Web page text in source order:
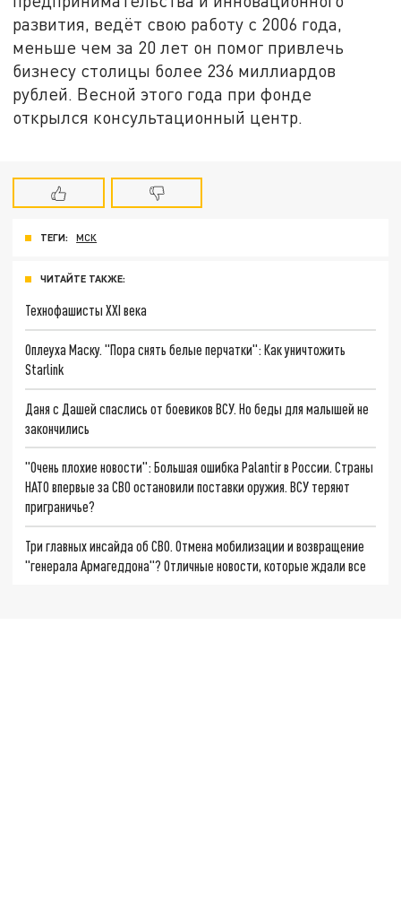
развития, ведёт свою работу с 2006 года,
меньше чем за 20 лет он помог привлечь
бизнесу столицы более 236 миллиардов
рублей. Весной этого года при фонде
открылся консультационный центр.
ТЕГИ: МСК
ЧИТАЙТЕ ТАКЖЕ:
Технофашисты XXI века
Оплеуха Маску. "Пора снять белые перчатки": Как уничтожить
Starlink
Даня с Дашей спаслись от боевиков ВСУ. Но беды для малышей не
закончились
"Очень плохие новости": Большая ошибка Palantir в России. Страны
НАТО впервые за СВО остановили поставки оружия. ВСУ теряют
приграничье?
Три главных инсайда об СВО. Отмена мобилизации и возвращение
"генерала Армагеддона"? Отличные новости, которые ждали все